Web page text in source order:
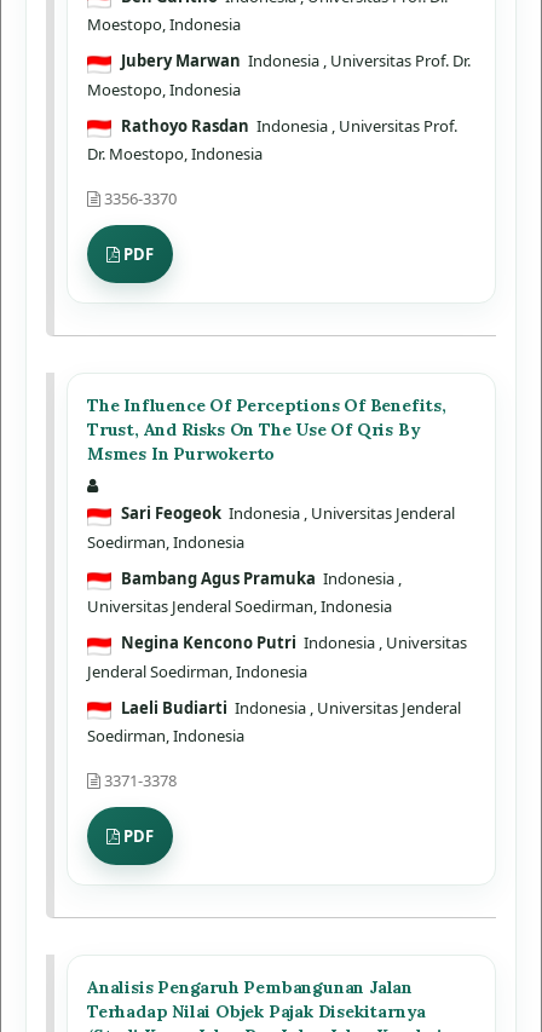
Moestopo, Indonesia
Jubery Marwan Indonesia , Universitas Prof. Dr.
Moestopo, Indonesia
Rathoyo Rasdan Indonesia , Universitas Prof.
Dr. Moestopo, Indonesia
3356-3370
PDF
The Influence Of Perceptions Of Benefits,
Trust, And Risks On The Use Of Qris By
Msmes In Purwokerto
Sari Feogeok Indonesia , Universitas Jenderal
Soedirman, Indonesia
Bambang Agus Pramuka Indonesia ,
Universitas Jenderal Soedirman, Indonesia
Negina Kencono Putri Indonesia , Universitas
Jenderal Soedirman, Indonesia
Laeli Budiarti Indonesia , Universitas Jenderal
Soedirman, Indonesia
3371-3378
PDF
Analisis Pengaruh Pembangunan Jalan
Terhadap Nilai Objek Pajak Disekitarnya